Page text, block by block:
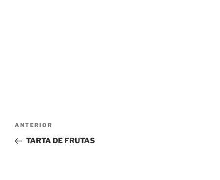
Navegación
entradas
Entrada
anterior:
ANTERIOR
TARTA DE FRUTAS